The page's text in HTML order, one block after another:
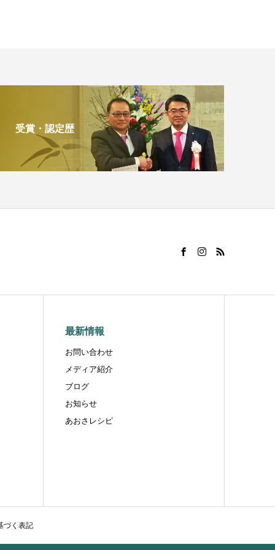
受賞・認定歴
最新情報
お問い合わせ
メディア紹介
ブログ
お知らせ
あおさレシピ
づく表記